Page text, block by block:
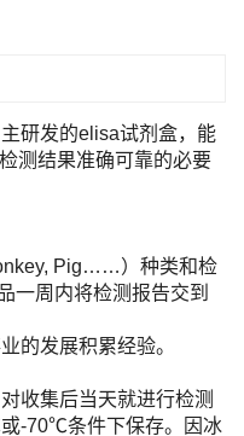
研发的elisa试剂盒，能
测结果准确可靠的必要
Pig……）种类和检
一周内将检测报告交到
的发展积累经验。
收集后当天就进行检测
-70℃条件下保存。因冰